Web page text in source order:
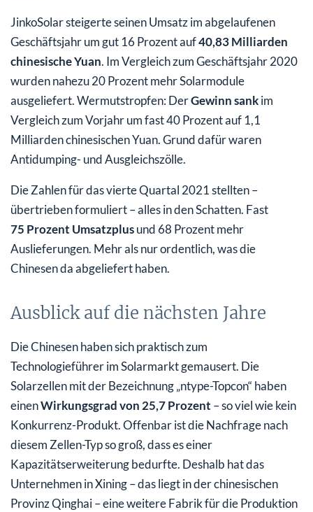
JinkoSolar steigerte seinen Umsatz im abgelaufenen
Geschäftsjahr um gut 16 Prozent auf40,83 Milliarden
chinesische Yuan. Im Vergleich zum Geschäftsjahr 2020
wurden nahezu 20 Prozent mehr Solarmodule
ausgeliefert. Wermutstropfen: DerGewinn sankim
Vergleich zum Vorjahr um fast 40 Prozent auf 1,1
Milliarden chinesischen Yuan. Grund dafür waren
Antidumping- und Ausgleichszölle.
Die Zahlen für das vierte Quartal 2021 stellten –
übertrieben formuliert – alles in den Schatten. Fast
75 Prozent Umsatzplusund 68 Prozent mehr
Auslieferungen. Mehr als nur ordentlich, was die
Chinesen da abgeliefert haben.
Ausblick auf die nächsten Jahre
Die Chinesen haben sich praktisch zum
Technologieführer im Solarmarkt gemausert. Die
Solarzellen mit der Bezeichnung „ntype-Topcon“ haben
einenWirkungsgrad von 25,7 Prozent – so viel wie kein
Konkurrenz-Produkt. Offenbar ist die Nachfrage nach
diesem Zellen-Typ so groß, dass es einer
Kapazitätserweiterung bedurfte. Deshalb hat das
Unternehmen in Xining – das liegt in der chinesischen
Provinz Qinghai – eine weitere Fabrik für die Produktion